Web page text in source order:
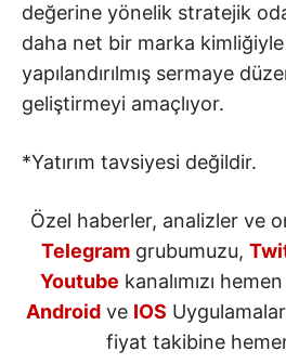
değerine yönelik stratejik
daha net bir marka
yapılandırılmış sermaye
geliştirmeyi amaçlıyor.
*Yatırım tavsiyesi değildir.
Özel haberler, analizler ve
Telegramgrubumuzu,
Youtube kanalımızı
Androidve IOS
fiyat takibine